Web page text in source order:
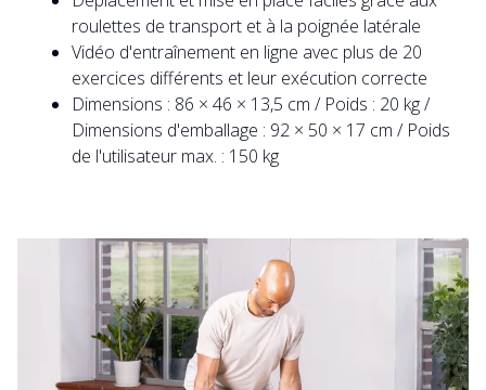
roulettes de transport et à la poignée latérale
Vidéo d'entraînement en ligne avec plus de 20
exercices différents et leur exécution correcte
Dimensions : 86 × 46 × 13,5 cm / Poids : 20 kg /
Dimensions d'emballage : 92 × 50 × 17 cm / Poids
de l'utilisateur max. : 150 kg